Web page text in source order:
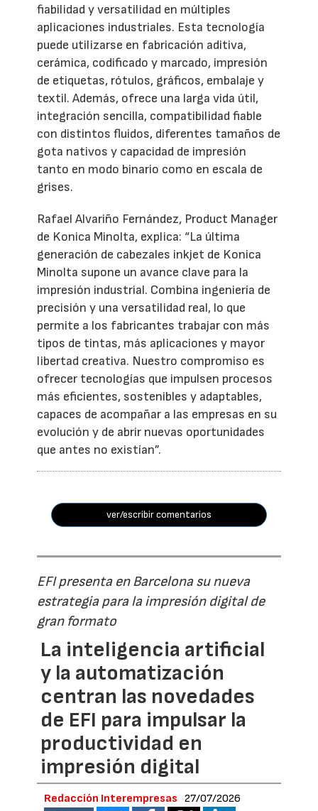
fiabilidad y versatilidad en múltiples
aplicaciones industriales. Esta tecnología
puede utilizarse en fabricación aditiva,
cerámica, codificado y marcado, impresión
de etiquetas, rótulos, gráficos, embalaje y
textil. Además, ofrece una larga vida útil,
integración sencilla, compatibilidad fiable
con distintos fluidos, diferentes tamaños de
gota nativos y capacidad de impresión
tanto en modo binario como en escala de
grises.
Rafael Alvariño Fernández, Product Manager
de Konica Minolta, explica: “La última
generación de cabezales inkjet de Konica
Minolta supone un avance clave para la
impresión industrial. Combina ingeniería de
precisión y una versatilidad real, lo que
permite a los fabricantes trabajar con más
tipos de tintas, más aplicaciones y mayor
libertad creativa. Nuestro compromiso es
ofrecer tecnologías que impulsen procesos
más eficientes, sostenibles y adaptables,
capaces de acompañar a las empresas en su
evolución y de abrir nuevas oportunidades
que antes no existían”.
ver/escribir comentarios
EFI presenta en Barcelona su nueva
estrategia para la impresión digital de
gran formato
La inteligencia artificial
y la automatización
centran las novedades
de EFI para impulsar la
productividad en
impresión digital
Redacción Interempresas 27/07/2026